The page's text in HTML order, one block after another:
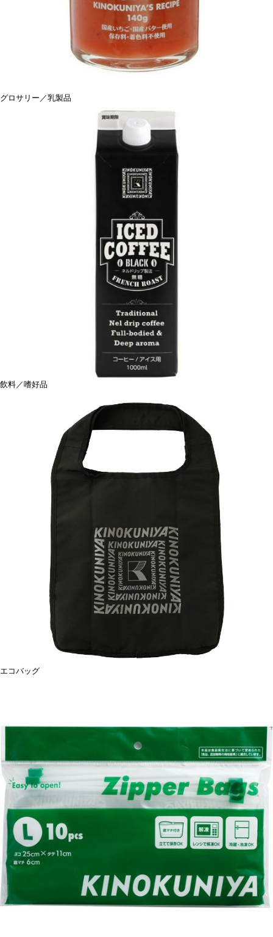
グロサリー／乳製品
飲料／嗜好品
エコバッグ